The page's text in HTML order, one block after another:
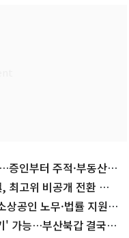
증인부터 주적·부동산
최고위 비공개 전환 후
공인 노무·법률 지원
' 가능…부산북갑 결국